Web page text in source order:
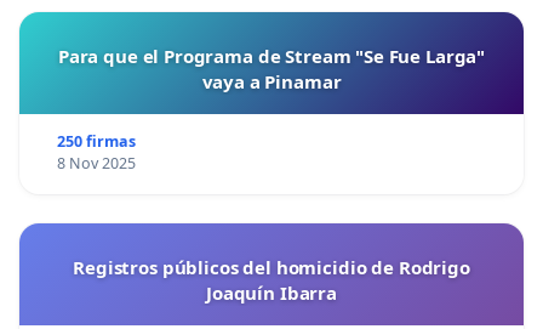
Para que el Programa de Stream "Se Fue Larga"
vaya a Pinamar
250 firmas
8 Nov 2025
Registros públicos del homicidio de Rodrigo
Joaquín Ibarra